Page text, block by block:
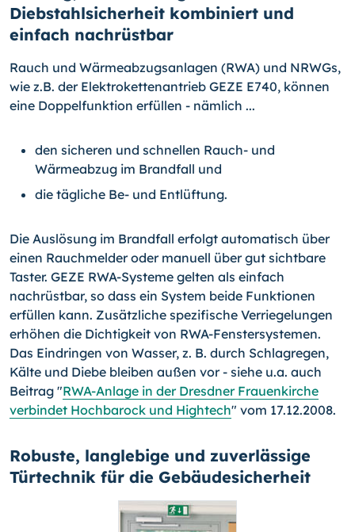
Diebstahlsicherheit kombiniert und
einfach nachrüstbar
Rauch und Wärmeabzugsanlagen (RWA) und NRWGs,
wie z.B. der Elektrokettenantrieb GEZE E740, können
eine Doppelfunktion erfüllen - nämlich ...
den sicheren und schnellen Rauch- und
Wärmeabzug im Brandfall und
die tägliche Be- und Entlüftung.
Die Auslösung im Brandfall erfolgt automatisch über
einen Rauchmelder oder manuell über gut sichtbare
Taster. GEZE RWA-Systeme gelten als einfach
nachrüstbar, so dass ein System beide Funktionen
erfüllen kann. Zusätzliche spezifische Verriegelungen
erhöhen die Dichtigkeit von RWA-Fenstersystemen.
Das Eindringen von Wasser, z. B. durch Schlagregen,
Kälte und Diebe bleiben außen vor - siehe u.a. auch
Beitrag "RWA-Anlage in der Dresdner Frauenkirche
verbindet Hochbarock und Hightech" vom 17.12.2008.
Robuste, langlebige und zuverlässige
Türtechnik für die Gebäudesicherheit